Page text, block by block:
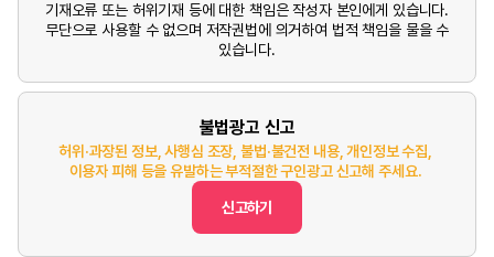
기재오류 또는 허위기재 등에 대한 책임은 작성자 본인에게 있습니다.
무단으로 사용할 수 없으며 저작권법에 의거하여 법적 책임을 물을 수
있습니다.
불법광고 신고
허위·과장된 정보, 사행심 조장, 불법·불건전 내용, 개인정보 수집,
이용자 피해 등을 유발하는 부적절한 구인광고 신고해 주세요.
신고하기